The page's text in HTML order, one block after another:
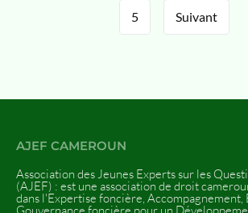
5 Suivant
AJEF CAMEROUN
Association des Jeunes Experts sur les
(AJEF) : est une association de droit
dans l'Expertise foncière, Accompagnement,